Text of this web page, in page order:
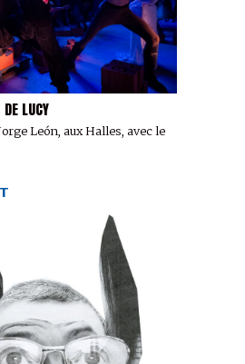
LUCY
León, aux Halles, avec le